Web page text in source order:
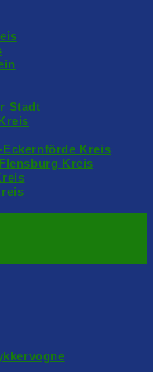
Stadt
Eckernförde Kreis
Kreis